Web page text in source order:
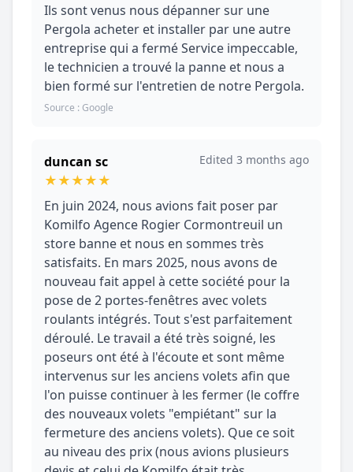
Ils sont venus nous dépanner sur une
Pergola acheter et installer par une autre
entreprise qui a fermé Service impeccable,
le technicien a trouvé la panne et nous a
bien formé sur l'entretien de notre Pergola.
Source : Google
duncan sc
★★★★★
Edited 3 months ago
En juin 2024, nous avions fait poser par
Komilfo Agence Rogier Cormontreuil un
store banne et nous en sommes très
satisfaits. En mars 2025, nous avons de
nouveau fait appel à cette société pour la
pose de 2 portes-fenêtres avec volets
roulants intégrés. Tout s'est parfaitement
déroulé. Le travail a été très soigné, les
poseurs ont été à l'écoute et sont même
intervenus sur les anciens volets afin que
l'on puisse continuer à les fermer (le coffre
des nouveaux volets "empiétant" sur la
fermeture des anciens volets). Que ce soit
au niveau des prix (nous avions plusieurs